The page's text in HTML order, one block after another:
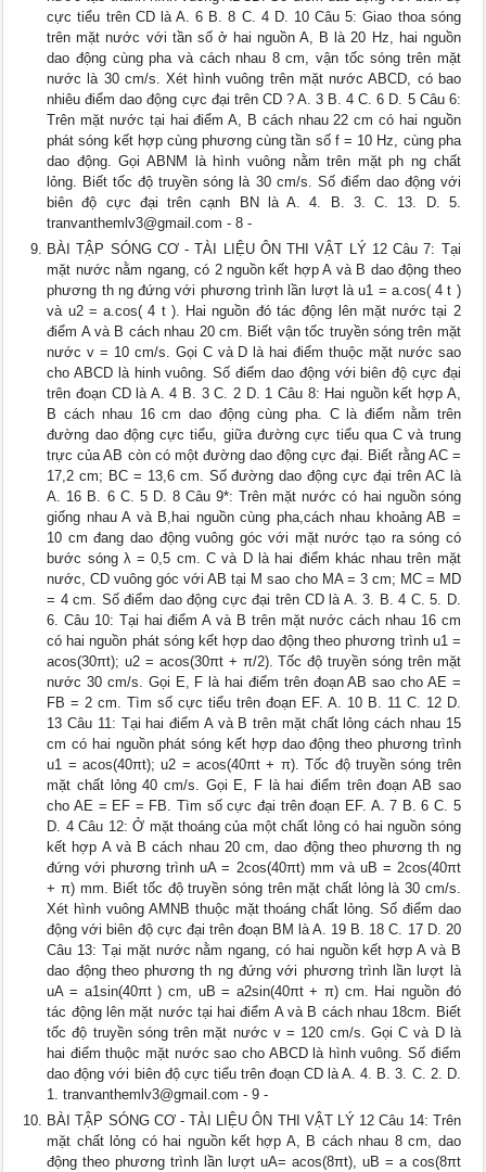
cực tiểu trên CD là A. 6 B. 8 C. 4 D. 10 Câu 5: Giao thoa sóng
trên mặt nước với tần số ở hai nguồn A, B là 20 Hz, hai nguồn
dao động cùng pha và cách nhau 8 cm, vận tốc sóng trên mặt
nước là 30 cm/s. Xét hình vuông trên mặt nước ABCD, có bao
nhiêu điểm dao động cực đại trên CD ? A. 3 B. 4 C. 6 D. 5 Câu 6:
Trên mặt nước tại hai điểm A, B cách nhau 22 cm có hai nguồn
phát sóng kết hợp cùng phương cùng tần số f = 10 Hz, cùng pha
dao động. Gọi ABNM là hình vuông nằm trên mặt ph ng chất
lỏng. Biết tốc độ truyền sóng là 30 cm/s. Số điểm dao động với
biên độ cực đại trên cạnh BN là A. 4. B. 3. C. 13. D. 5.
tranvanthemlv3@gmail.com - 8 -
BÀI TẬP SÓNG CƠ - TÀI LIỆU ÔN THI VẬT LÝ 12 Câu 7: Tại
mặt nước nằm ngang, có 2 nguồn kết hợp A và B dao động theo
phương th ng đứng với phương trình lần lượt là u1 = a.cos( 4 t )
và u2 = a.cos( 4 t ). Hai nguồn đó tác động lên mặt nước tại 2
điểm A và B cách nhau 20 cm. Biết vận tốc truyền sóng trên mặt
nước v = 10 cm/s. Gọi C và D là hai điểm thuộc mặt nước sao
cho ABCD là hinh vuông. Số điểm dao động với biên độ cực đại
trên đoạn CD là A. 4 B. 3 C. 2 D. 1 Câu 8: Hai nguồn kết hợp A,
B cách nhau 16 cm dao động cùng pha. C là điểm nằm trên
đường dao động cực tiểu, giữa đường cực tiểu qua C và trung
trực của AB còn có một đường dao động cực đại. Biết rằng AC =
17,2 cm; BC = 13,6 cm. Số đường dao động cực đại trên AC là
A. 16 B. 6 C. 5 D. 8 Câu 9*: Trên mặt nước có hai nguồn sóng
giống nhau A và B,hai nguồn cùng pha,cách nhau khoảng AB =
10 cm đang dao động vuông góc với mặt nước tạo ra sóng có
bước sóng λ = 0,5 cm. C và D là hai điểm khác nhau trên mặt
nước, CD vuông góc với AB tại M sao cho MA = 3 cm; MC = MD
= 4 cm. Số điểm dao động cực đại trên CD là A. 3. B. 4 C. 5. D.
6. Câu 10: Tại hai điểm A và B trên mặt nước cách nhau 16 cm
có hai nguồn phát sóng kết hợp dao động theo phương trình u1 =
acos(30πt); u2 = acos(30πt + π/2). Tốc độ truyền sóng trên mặt
nước 30 cm/s. Gọi E, F là hai điểm trên đoạn AB sao cho AE =
FB = 2 cm. Tìm số cực tiểu trên đoạn EF. A. 10 B. 11 C. 12 D.
13 Câu 11: Tại hai điểm A và B trên mặt chất lỏng cách nhau 15
cm có hai nguồn phát sóng kết hợp dao động theo phương trình
u1 = acos(40πt); u2 = acos(40πt + π). Tốc độ truyền sóng trên
mặt chất lỏng 40 cm/s. Gọi E, F là hai điểm trên đoạn AB sao
cho AE = EF = FB. Tìm số cực đại trên đoạn EF. A. 7 B. 6 C. 5
D. 4 Câu 12: Ở mặt thoáng của một chất lỏng có hai nguồn sóng
kết hợp A và B cách nhau 20 cm, dao động theo phương th ng
đứng với phương trình uA = 2cos(40πt) mm và uB = 2cos(40πt
+ π) mm. Biết tốc độ truyền sóng trên mặt chất lỏng là 30 cm/s.
Xét hình vuông AMNB thuộc mặt thoáng chất lỏng. Số điểm dao
động với biên độ cực đại trên đoạn BM là A. 19 B. 18 C. 17 D. 20
Câu 13: Tại mặt nước nằm ngang, có hai nguồn kết hợp A và B
dao động theo phương th ng đứng với phương trình lần lượt là
uA = a1sin(40πt ) cm, uB = a2sin(40πt + π) cm. Hai nguồn đó
tác động lên mặt nước tại hai điểm A và B cách nhau 18cm. Biết
tốc độ truyền sóng trên mặt nước v = 120 cm/s. Gọi C và D là
hai điểm thuộc mặt nước sao cho ABCD là hình vuông. Số điểm
dao động với biên độ cực tiểu trên đoạn CD là A. 4. B. 3. C. 2. D.
1.tranvanthemlv3@gmail.com - 9 -
BÀI TẬP SÓNG CƠ - TÀI LIỆU ÔN THI VẬT LÝ 12 Câu 14: Trên
mặt chất lỏng có hai nguồn kết hợp A, B cách nhau 8 cm, dao
động theo phương trình lần lượt uA= acos(8πt), uB = a cos(8πt